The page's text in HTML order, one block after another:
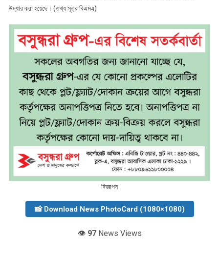
উদ্ধার করা হয়েছে। (তথ্য সূত্র বিএমএ)
বিজ্ঞাপন
📸 Download News PhotoCard (1080×1080)
👁️ 97News Views